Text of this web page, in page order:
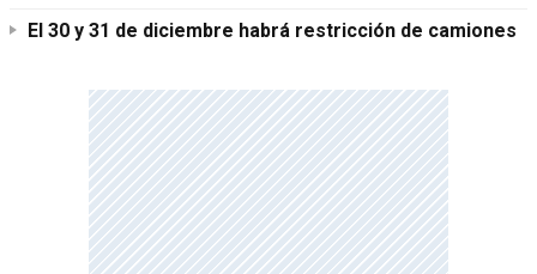
El 30 y 31 de diciembre habrá restricción de camiones